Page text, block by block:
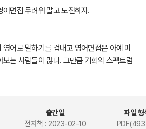
면접 두려워 말고 도전하자.
어로 말하기를 겁내고 영어면접은 아예 미
는 사람들이 많다. 그만큼 기회의 스펙트럼
지 않다. 특히 질문은 거의 일정한 틀에서 벗
히 준비할 것은 답변이다. 이 답변도 자신에
출간일
전자책 : 2023-02-10
파일 형
PDF(493